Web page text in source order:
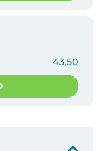
43,50